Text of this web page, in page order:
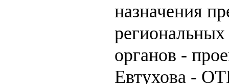
назначения
органов -
Евтухова -